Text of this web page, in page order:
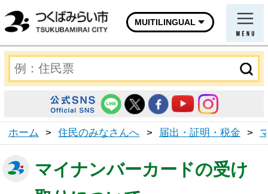
MUITILINGUAL
ホーム > 住民のみなさんへ > 届出・証明・税金 >
マイナンバーカードの受け